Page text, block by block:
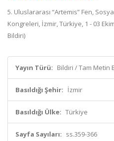
5. Uluslararası “Artemis” Fen,
Kongreleri, İzmir, Türkiye, 1 - 03
Bildiri)
Yayın Türü: Bildiri / Tam Metin
Basıldığı Şehir: İzmir
Basıldığı Ülke: Türkiye
Sayfa Sayıları: ss.359-366